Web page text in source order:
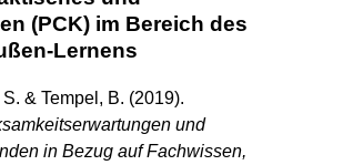
(PCK) im Bereich des
Lernens
& Tempel, B. (2019).
und
in Bezug auf Fachwissen,